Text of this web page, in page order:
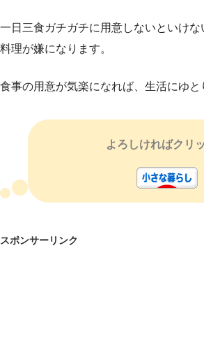
一日三食ガチガチに用意しないといけ
料理が嫌になります。
食事の用意が気楽になれば、生活にゆと
よろしければクリ
スポンサーリンク